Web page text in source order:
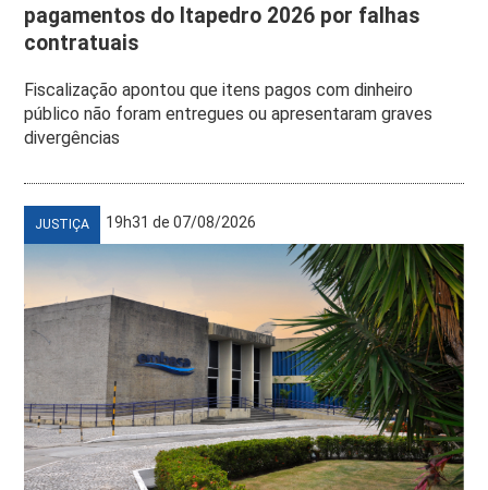
pagamentos do Itapedro 2026 por falhas
contratuais
Fiscalização apontou que itens pagos com dinheiro
público não foram entregues ou apresentaram graves
divergências
JUSTIÇA 19h31 de 07/08/2026